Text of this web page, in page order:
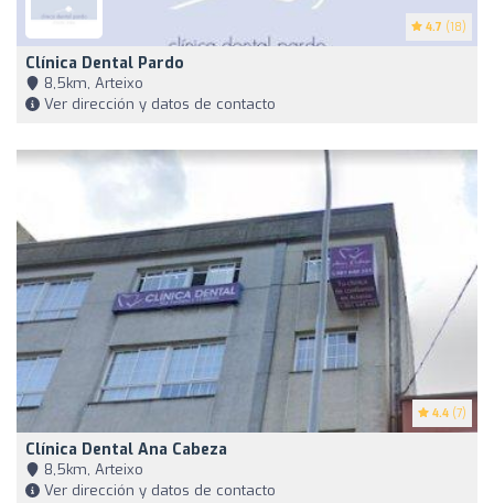
4.7 (18)
Clínica Dental Pardo
8,5km, Arteixo
Ver dirección y datos de contacto
4.4 (7)
Clínica Dental Ana Cabeza
8,5km, Arteixo
Ver dirección y datos de contacto